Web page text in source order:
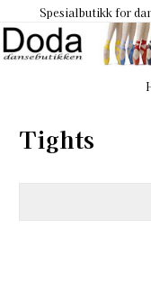
Hopp til innhold
Spesialbutikk for
Tights